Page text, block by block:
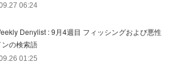
06:24
Denylist : 9月4週目 フィッシングおよび悪性
ンの検索語
01:25